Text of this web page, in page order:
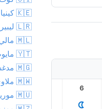
6
8
🇰🇪 كينيا
🇱🇷 ليبيريا
🇲🇱 مالي
🇾🇹 مايوت
🇲🇬 مدغشقر
🇲🇼 ملاوي
🇲🇺 موريشيوس